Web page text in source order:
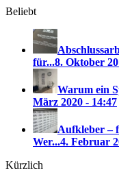
Beliebt
für...8. Oktober
Warum ein
März 2020 - 14:47
Aufkleber –
Wer...4. Februar
Kürzlich